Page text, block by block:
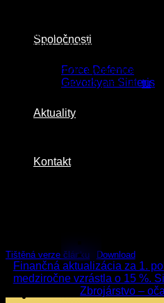
Spoločnosti
Force Defence
Gevorkyan Sinteris
Aktuality
Kontakt
produktoch, ktoré Gevorkyan
priemyslu, a o faktoroch, ktoré
plány a ambície spoločnosti v
rozhovor si môžete prečítaťtu.
Tištěná verze článku Download
Finančná aktualizácia za 1.
medziročne vzrástla o 15 %.
Zbrojárstvo –